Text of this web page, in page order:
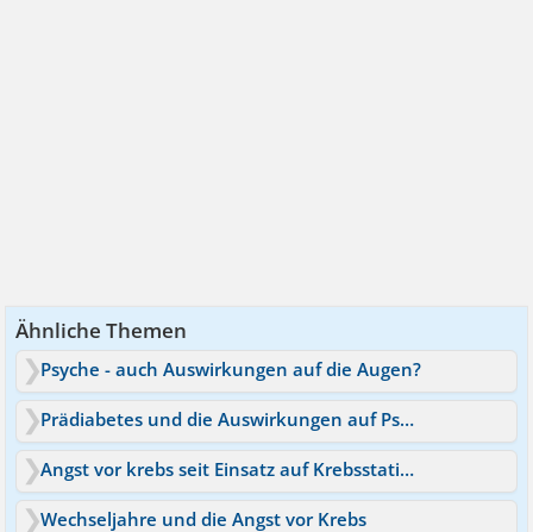
Ähnliche Themen
Psyche - auch Auswirkungen auf die Augen?
Prädiabetes und die Auswirkungen auf Psyche & Körper
Angst vor krebs seit Einsatz auf Krebsstation zum Arbeiten
Wechseljahre und die Angst vor Krebs